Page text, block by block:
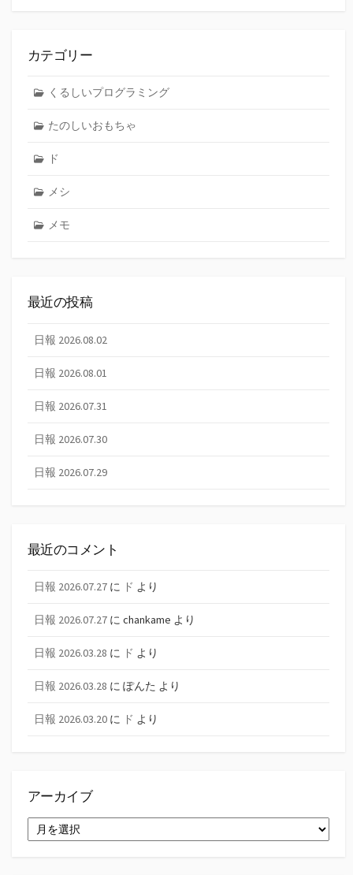
カテゴリー
くるしいプログラミング
たのしいおもちゃ
ド
メシ
メモ
最近の投稿
日報 2026.08.02
日報 2026.08.01
日報 2026.07.31
日報 2026.07.30
日報 2026.07.29
最近のコメント
日報 2026.07.27 に ド より
日報 2026.07.27 に chankame より
日報 2026.03.28 に ド より
日報 2026.03.28 に ぽんた より
日報 2026.03.20 に ド より
アーカイブ
ー